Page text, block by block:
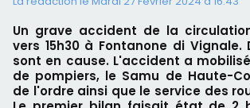
Un grave accident de la
vers 15h30 à Fontanone di Vignale.
sont en cause. L'accident a
de pompiers, le Samu de Haute-
de l'ordre ainsi que le service des